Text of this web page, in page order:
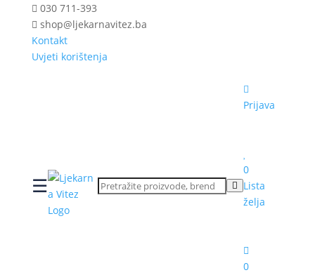
030 711-393
shop@ljekarnavitez.ba
Kontakt
Uvjeti korištenja
☰
Prijava
0
Lista
želja
0